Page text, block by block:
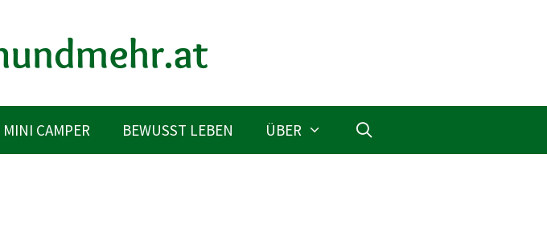
MINI CAMPER BEWUSST LEBEN ÜBER